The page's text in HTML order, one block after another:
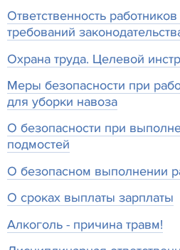
Ответственность
требований
Охрана труда. Целевой
Меры безопасности при
для уборки навоза
О безопасности при
подмостей
О безопасном выполнении
О сроках выплаты зарплаты
Алкоголь - причина травм!